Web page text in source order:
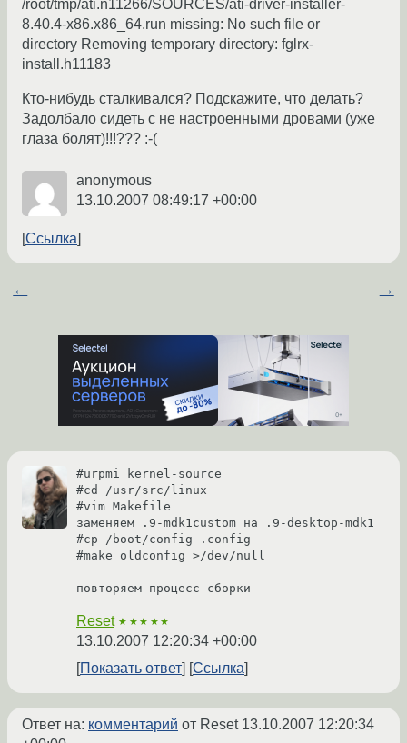
/root/tmp/ati.n11266/SOURCES/ati-driver-installer-
8.40.4-x86.x86_64.run missing: No such file or
directory Removing temporary directory: fglrx-
install.h11183
Кто-нибудь сталкивался? Подскажите, что делать?
Задолбало сидеть с не настроенными дровами (уже
глаза болят)!!!??? :-(
anonymous
13.10.2007 08:49:17 +00:00
Ссылка
← →
#urpmi kernel-source
#cd /usr/src/linux
#vim Makefile
заменяем .9-mdk1custom на .9-desktop-mdk1
#cp /boot/config .config
#make oldconfig >/dev/null
повторяем процесс сборки
Reset ★★★★★
13.10.2007 12:20:34 +00:00
Показать ответ
Ссылка
Ответ на: комментарий от Reset 13.10.2007 12:20:34